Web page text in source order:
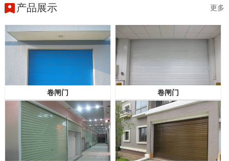
产品展示 更多
卷闸门 卷闸门